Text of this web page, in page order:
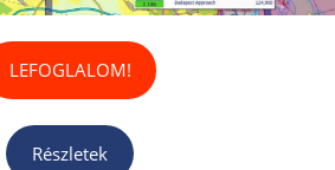
LEFOGLALOM!
Részletek